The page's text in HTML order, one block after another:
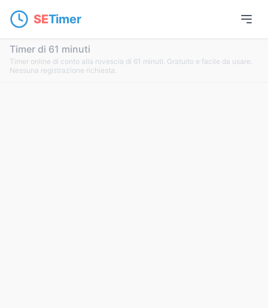
SETimer
Timer di 61 minuti
Timer online di conto alla rovescia di 61 minuti. Gratuito e facile da usare.
Nessuna registrazione richiesta.